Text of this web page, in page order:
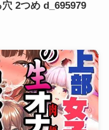
2つめ d_695979